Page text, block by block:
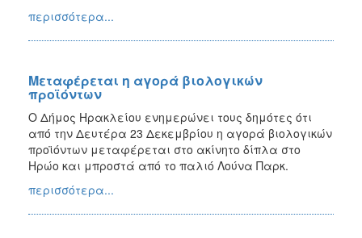
περισσότερα...
Μεταφέρεται η αγορά βιολογικών
προϊόντων
Ο Δήμος Ηρακλείου ενημερώνει τους δημότες ότι
από την Δευτέρα 23 Δεκεμβρίου η αγορά βιολογικών
προϊόντων μεταφέρεται στο ακίνητο δίπλα στο
Ηρώο και μπροστά από το παλιό Λούνα Παρκ.
περισσότερα...